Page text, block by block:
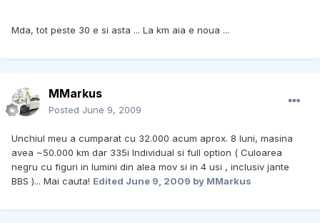
Mda, tot peste 30 e si asta ... La km aia e noua ...
MMarkus
Posted June 9, 2009
Unchiul meu a cumparat cu 32.000 acum aprox. 8 luni, masina
avea ~50.000 km dar 335i Individual si full option ( Culoarea
negru cu figuri in lumini din alea mov si in 4 usi , inclusiv jante
BBS )... Mai cauta! Edited June 9, 2009 by MMarkus